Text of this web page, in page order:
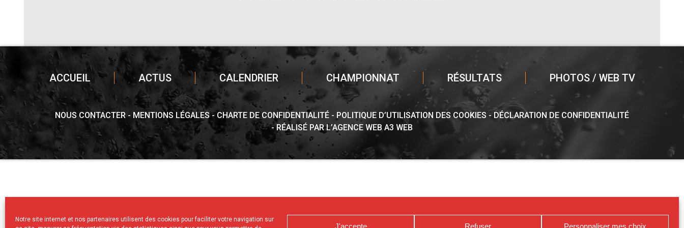
Notre site internet et nos partenaires utilisent des cookies pour faciliter votre navigation sur
J'accepte Refuser Personnaliser mes choix
ACCUEIL ACTUS CALENDRIER CHAMPIONNAT RÉSULTATS PHOTOS / WEB TV
NOUS CONTACTER MENTIONS LÉGALES CHARTE DE CONFIDENTIALITÉ POLITIQUE D’UTILISATION DES COOKIES
DÉCLARATION DE CONFIDENTIALITÉ
RÉALISÉ PAR L’AGENCE WEB A3 WEB